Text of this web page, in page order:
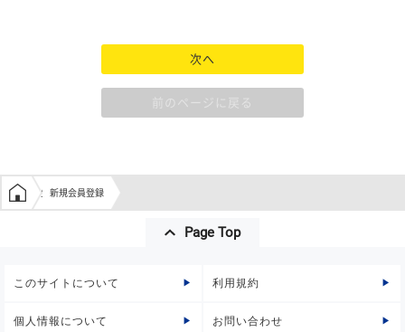
次へ
前のページに戻る
学生の窓口トップ
新規会員登録
Page Top
このサイトについて 利用規約
個人情報について お問い合わせ